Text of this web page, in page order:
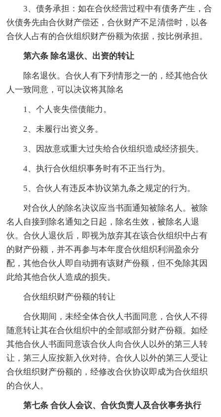
3、债务承担：如在合伙经营过程中有债务产生，合
伙债务先由合伙财产偿还，合伙财产不足清偿时，以各
合伙人占有的合伙组织财产份额为依据，按比例承担。
第六条 除名退伙、出资的转让
除名退伙。合伙人有下列情形之一的，经其他合伙
人一致同意，可以决议将其除名
1、个人丧失偿债能力。
2、未履行出资义务。
3、因故意或重大过失给合伙组织造成经济损失。
4、执行合伙组织事务时有不正当行为。
5、合伙人有违反本协议第九条之规定的行为。
对合伙人的除名决议应当书面通知被除名人。被除
名人自接到除名通知之日起，除名生效，被除名人退
伙。合伙人退伙后，即视为放弃其在该合伙组织中占有
的财产份额，并不再参与本年度合伙组织利润盈余分
配，其他合伙人即自动拥有该财产份额，但不免除其因
此给其他合伙人造成的损失。
合伙组织财产份额的转让
合伙期间，未经全体合伙人书面同意，合伙人不得
随意转让其在合伙组织中的全部或部分财产份额。如经
其他合伙人书面同意该合伙人向合伙人以外的第三人转
让，第三人应按新入伙对待。合伙人以外的第三人受让
合伙组织财产份额的，经修改合伙协议即成为合伙组织
的合伙人。
第七条 合伙人会议、合伙负责人及合伙事务执行